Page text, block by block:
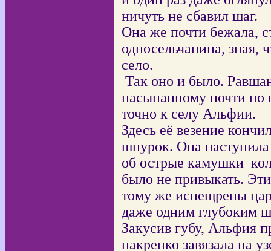
ничуть не сбавил шаг.
Она же почти бежала,
односельчанина, зная,
село.
Так оно и было.
насыпанному почти
точно к селу Альфии.
Здесь её везение
шнурок. Она наступила
об острые камушки
было не привыкать.
тому же испещрены
даже одним глубоким
Закусив губу, Альфия
накрепко завязала на